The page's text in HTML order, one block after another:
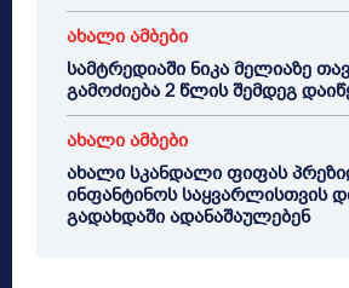
ახალი ამბები
სამტრედიაში ნიკა მელიაზე
გამოძიება 2 წლის შემდეგ
ახალი ამბები
ახალი სკანდალი ფიფას
ინფანტინოს საყვარლისთვის
გადახდაში ადანაშაულებენ